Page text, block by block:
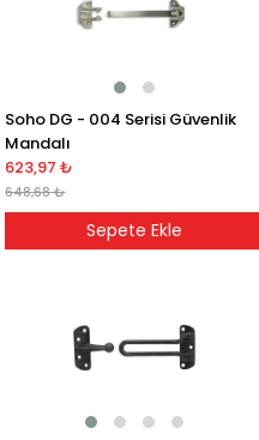
Soho DG - 004 Serisi Güvenlik
Mandalı
623,97 ₺
648,68 ₺
Sepete Ekle